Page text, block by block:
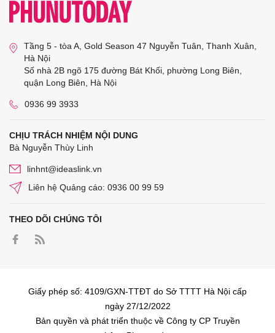
Tầng 5 - tòa A, Gold Season 47 Nguyễn Tuân, Thanh Xuân,
Hà Nội
Số nhà 2B ngõ 175 đường Bát Khối, phường Long Biên,
quận Long Biên, Hà Nội
0936 99 3933
CHỊU TRÁCH NHIỆM NỘI DUNG
Bà Nguyễn Thùy Linh
linhnt@ideaslink.vn
Liên hệ Quảng cáo: 0936 00 99 59
THEO DÕI CHÚNG TÔI
Giấy phép số: 4109/GXN-TTĐT do Sở TTTT Hà Nội cấp
ngày 27/12/2022
Bản quyền và phát triển thuộc về Công ty CP Truyền